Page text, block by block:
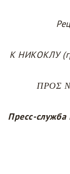
К НИКОКЛУ
ΠΡΟΣ
Пресс-